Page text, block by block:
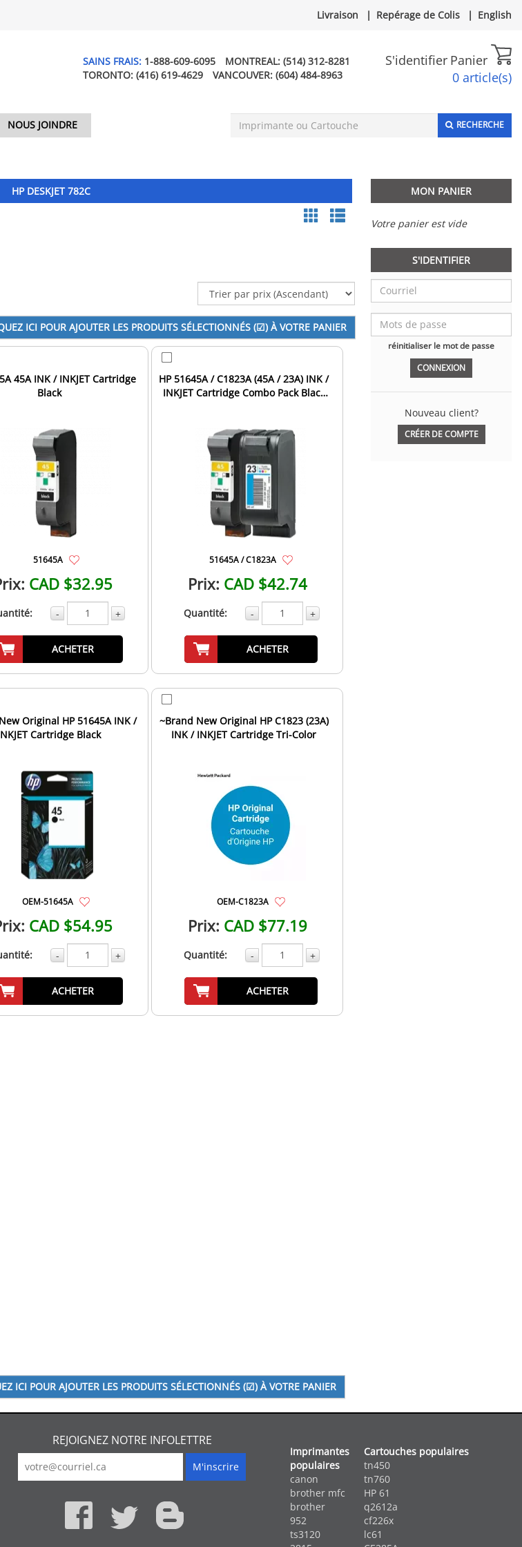
Livraison | Repérage de Colis | English
SAINS FRAIS: 1-888-609-6095 MONTREAL: (514) 312-8281
TORONTO: (416) 619-4629 VANCOUVER: (604) 484-8963
S'identifier Panier
0 article(s)
NOUS JOINDRE RECHERCHE
HP DESKJET 782C
45A INK / INKJET Cartridge
Black
51645A
CAD $32.95
- +
ACHETER
HP 51645A / C1823A (45A / 23A) INK /
INKJET Cartridge Combo Pack Black
51645A / C1823A
Prix: CAD $42.74
Quantité: - +
ACHETER
Original HP 51645A INK /
Cartridge Black
OEM-51645A
CAD $54.95
- +
ACHETER
~Brand New Original HP C1823 (23A)
INK / INKJET Cartridge Tri-Color
OEM-C1823A
Prix: CAD $77.19
Quantité: - +
ACHETER
MON PANIER
Votre panier est vide
S'IDENTIFIER
réinitialiser le mot de passe
Nouveau client?
CRÉER DE COMPTE
REJOIGNEZ NOTRE INFOLETTRE
Imprimantes
populaires
canon
brother mfc
brother
952
ts3120
Cartouches populaires
tn450
tn760
HP 61
q2612a
cf226x
lc61